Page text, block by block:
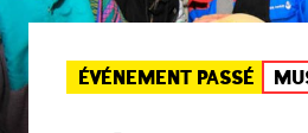
ÉVÉNEMENT PASSÉ